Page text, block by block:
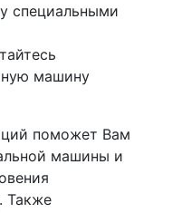
специальными
машину
поможет Вам
машины и
Также